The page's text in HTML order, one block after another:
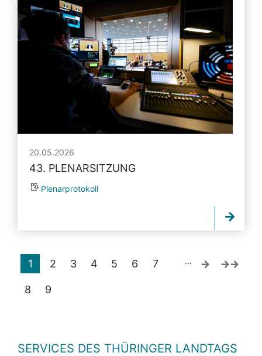
20.05.2026
43. PLENARSITZUNG
Plenarprotokoll
1 2 3 4 5 6 7
8 9
…
SERVICES DES THÜRINGER LANDTAGS